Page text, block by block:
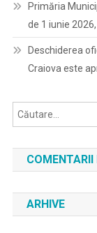
Primăria
de 1 iunie
Deschiderea
Craiova este
COMENTARII
ARHIVE